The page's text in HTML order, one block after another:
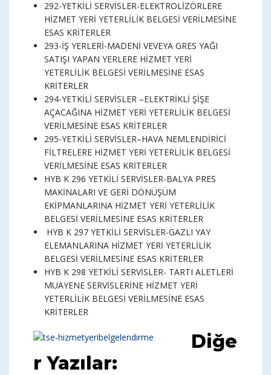
292-YETKİLİ SERVİSLER-ELEKTROLİZÖRLERE
HİZMET YERİ YETERLİLİK BELGESİ VERİLMESİNE
ESAS KRİTERLER
293-İŞ YERLERİ-MADENİ VEVEYA GRES YAĞI
SATIŞI YAPAN YERLERE HİZMET YERİ
YETERLİLİK BELGESİ VERİLMESİNE ESAS
KRİTERLER
294-YETKİLİ SERVİSLER –ELEKTRİKLİ ŞİŞE
AÇACAĞINA HİZMET YERİ YETERLİLİK BELGESİ
VERİLMESİNE ESAS KRİTERLER
295-YETKİLİ SERVİSLER–HAVA NEMLENDİRİCİ
FİLTRELERE HİZMET YERİ YETERLİLİK BELGESİ
VERİLMESİNE ESAS KRİTERLER
HYB K 296 YETKİLİ SERVİSLER-BALYA PRES
MAKİNALARI VE GERİ DÖNÜŞÜM
EKİPMANLARINA HİZMET YERİ YETERLİLİK
BELGESİ VERİLMESİNE ESAS KRİTERLER
HYB K 297 YETKİLİ SERVİSLER-GAZLI YAY
ELEMANLARINA HİZMET YERİ YETERLİLİK
BELGESİ VERİLMESİNE ESAS KRİTERLER
HYB K 298 YETKİLİ SERVİSLER- TARTI ALETLERİ
MUAYENE SERVİSLERİNE HİZMET YERİ
YETERLİLİK BELGESİ VERİLMESİNE ESAS
KRİTERLER
Diğe
r Yazılar: